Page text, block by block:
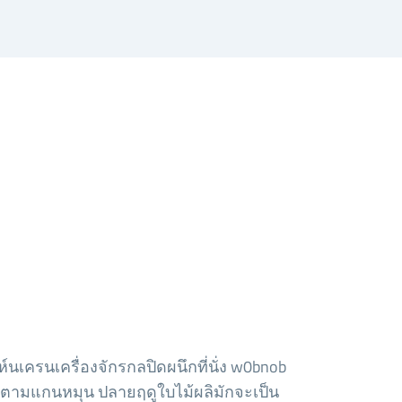
ห์นเครนเครื่องจักรกลปิดผนึกที่นั่ง w0bnob
ามแกนหมุน ปลายฤดูใบไม้ผลิมักจะเป็น